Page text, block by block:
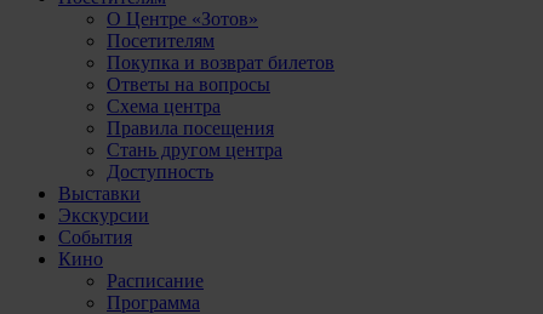
О Центре «Зотов»
Посетителям
Покупка и возврат билетов
Ответы на вопросы
Схема центра
Правила посещения
Стань другом центра
Доступность
Выставки
Экскурсии
События
Кино
Расписание
Программа